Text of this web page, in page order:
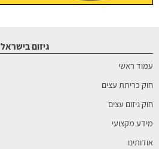
גיזום בישראל
עמוד ראשי
חוק כריתת עצים
חוק גיזום עצים
מידע מקצועי
אודותינו